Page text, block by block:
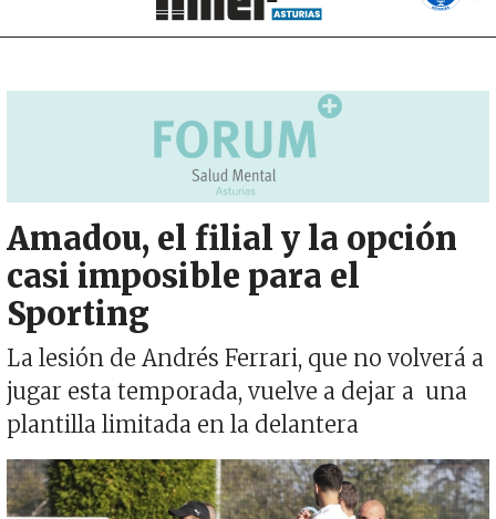
Amadou, el filial y la opción
casi imposible para el
Sporting
La lesión de Andrés Ferrari, que no volverá a
jugar esta temporada, vuelve a dejar a una
plantilla limitada en la delantera
Imagen